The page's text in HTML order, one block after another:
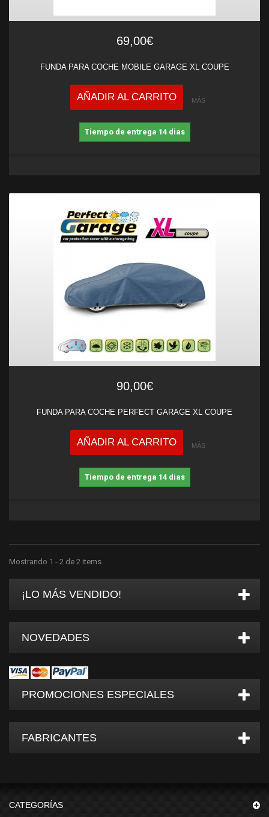
69,00€
FUNDA PARA COCHE MOBILE GARAGE XL COUPE
AÑADIR AL CARRITO MÁS
Tiempo de entrega 14 dias
90,00€
FUNDA PARA COCHE PERFECT GARAGE XL COUPE
AÑADIR AL CARRITO MÁS
Tiempo de entrega 14 dias
Mostrando 1 - 2 de 2 items
¡LO MÁS VENDIDO!
NOVEDADES
PROMOCIONES ESPECIALES
FABRICANTES
CATEGORÍAS